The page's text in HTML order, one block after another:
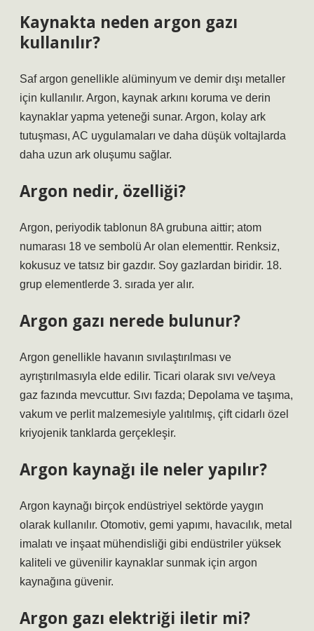
Kaynakta neden argon gazı
kullanılır?
Saf argon genellikle alüminyum ve demir dışı metaller
için kullanılır. Argon, kaynak arkını koruma ve derin
kaynaklar yapma yeteneği sunar. Argon, kolay ark
tutuşması, AC uygulamaları ve daha düşük voltajlarda
daha uzun ark oluşumu sağlar.
Argon nedir, özelliği?
Argon, periyodik tablonun 8A grubuna aittir; atom
numarası 18 ve sembolü Ar olan elementtir. Renksiz,
kokusuz ve tatsız bir gazdır. Soy gazlardan biridir. 18.
grup elementlerde 3. sırada yer alır.
Argon gazı nerede bulunur?
Argon genellikle havanın sıvılaştırılması ve
ayrıştırılmasıyla elde edilir. Ticari olarak sıvı ve/veya
gaz fazında mevcuttur. Sıvı fazda; Depolama ve taşıma,
vakum ve perlit malzemesiyle yalıtılmış, çift cidarlı özel
kriyojenik tanklarda gerçekleşir.
Argon kaynağı ile neler yapılır?
Argon kaynağı birçok endüstriyel sektörde yaygın
olarak kullanılır. Otomotiv, gemi yapımı, havacılık, metal
imalatı ve inşaat mühendisliği gibi endüstriler yüksek
kaliteli ve güvenilir kaynaklar sunmak için argon
kaynağına güvenir.
Argon gazı elektriği iletir mi?